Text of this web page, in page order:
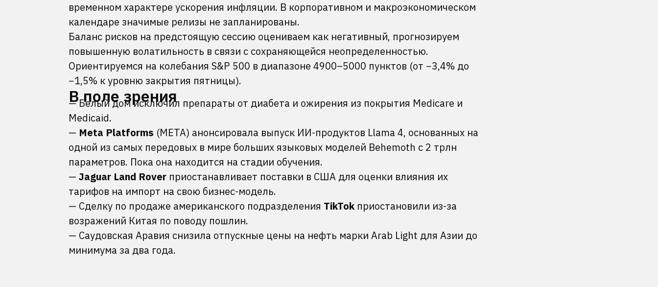
временном характере ускорения инфляции. В корпоративном и макроэкономическом
календаре значимые релизы не запланированы.
Баланс рисков на предстоящую сессию оцениваем как негативный, прогнозируем
повышенную волатильность в связи с сохраняющейся неопределенностью.
Ориентируемся на колебания S&P 500 в диапазоне 4900–5000 пунктов (от −3,4% до
−1,5% к уровню закрытия пятницы).
В поле зрения
— Белый дом исключил препараты от диабета и ожирения из покрытия Medicare и
Medicaid.
— Meta Platforms (META) анонсировала выпуск ИИ-продуктов Llama 4, основанных на
одной из самых передовых в мире больших языковых моделей Behemoth с 2 трлн
параметров. Пока она находится на стадии обучения.
— Jaguar Land Rover приостанавливает поставки в США для оценки влияния их
тарифов на импорт на свою бизнес-модель.
— Сделку по продаже американского подразделения TikTok приостановили из-за
возражений Китая по поводу пошлин.
— Саудовская Аравия снизила отпускные цены на нефть марки Arab Light для Азии до
минимума за два года.